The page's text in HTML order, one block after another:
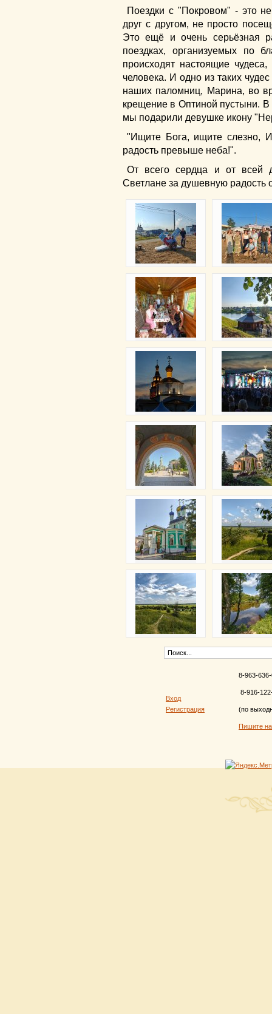
Поездки с "Покровом" - это
друг с другом, не просто
Это ещё и очень серьёзная
поездках, организуемых по
происходят настоящие
человека. И одно из таких
наших паломниц, Марина, во
крещение в Оптиной пустыни. В
мы подарили девушке икону
"Ищите Бога, ищите слезно,
радость превыше неба!".
От всего сердца и от всей
Светлане за душевную радость
Вход
Регистрация
8-963-
8-916-
(по
Пишите